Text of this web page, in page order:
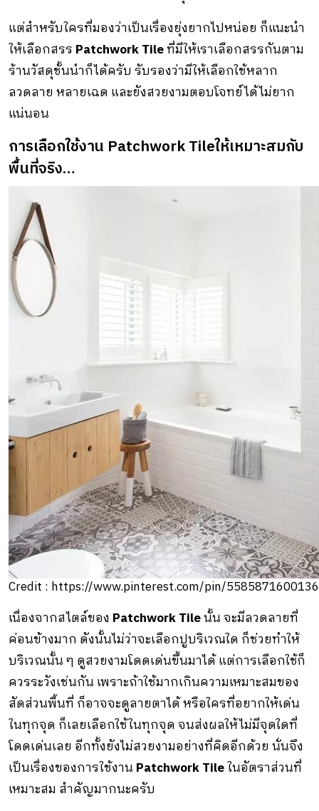
แต่สำหรับใครที่มองว่าเป็นเรื่องยุ่งยากไปหน่อย ก็แนะนำ
ให้เลือกสรร Patchwork Tileที่มีให้เราเลือกสรรกันตาม
ร้านวัสดุชั้นนำก็ได้ครับ รับรองว่ามีให้เลือกใช้หลาก
ลวดลาย หลายเฉด และยังสวยงามตอบโจทย์ได้ไม่ยาก
แน่นอน
การเลือกใช้งาน Patchwork Tileให้เหมาะสมกับ
พื้นที่จริง…
Credit : https://www.pinterest.com/pin/
เนื่องจากสไตล์ของ Patchwork Tileนั้น จะมีลวดลายที่
ค่อนข้างมาก ดังนั้นไม่ว่าจะเลือกปูบริเวณใด ก็ช่วยทำให้
บริเวณนั้น ๆ ดูสวยงามโดดเด่นขึ้นมาได้ แต่การเลือกใช้ก็
ควรระวังเช่นกัน เพราะถ้าใช้มากเกินความเหมาะสมของ
สัดส่วนพื้นที่ ก็อาจจะดูลายตาได้ หรือใครที่อยากให้เด่น
ในทุกจุด ก็เลยเลือกใช้ในทุกจุด จนส่งผลให้ไม่มีจุดใดที่
โดดเด่นเลย อีกทั้งยังไม่สวยงามอย่างที่คิดอีกด้วย นั่นจึง
เป็นเรื่องของการใช้งาน Patchwork Tileในอัตราส่วนที่
เหมาะสม สำคัญมากนะครับ